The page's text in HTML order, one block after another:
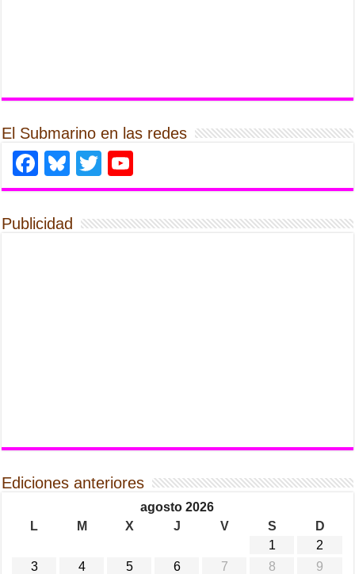
El Submarino en las redes
Facebook
Bluesky
Twitter
Publicidad
Ediciones anteriores
agosto 2026
L
M X J V S
D
1
2
3
4 5 6 7 8
9